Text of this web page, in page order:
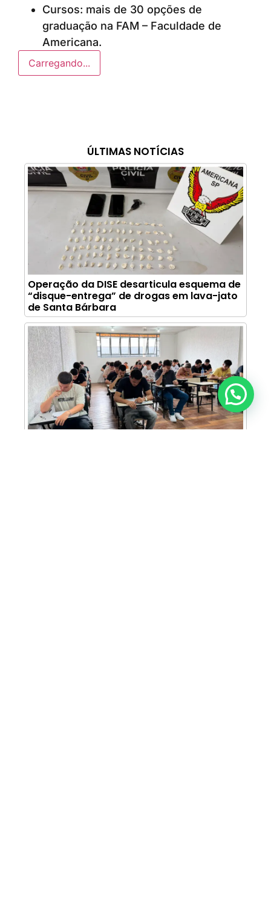
ÚLTIMAS NOTÍCIAS
Operação da DISE desarticula esquema de
“disque-entrega” de drogas em lava-jato
de Santa Bárbara
Cursos: mais de 30 opções de
graduação na FAM – Faculdade de
Americana.
Carregando...
Anunciar ou recomendar matéria